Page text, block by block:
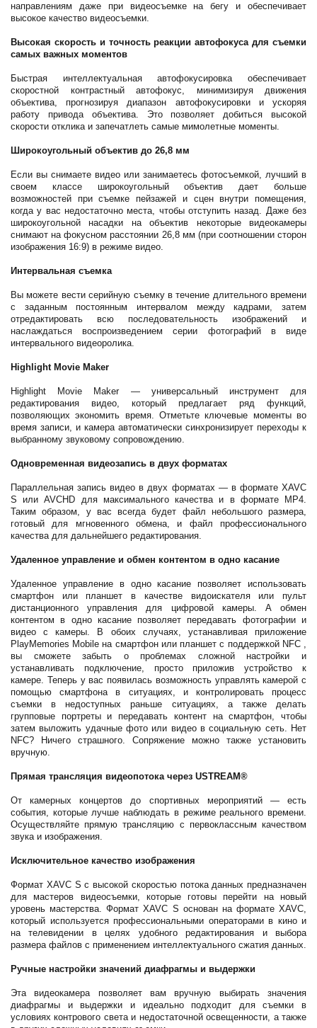
направлениям даже при видеосъемке на бегу и обеспечивает
высокое качество видеосъемки.
Высокая скорость и точность реакции автофокуса для съемки
самых важных моментов
Быстрая интеллектуальная автофокусировка обеспечивает
скоростной контрастный автофокус, минимизируя движения
объектива, прогнозируя диапазон автофокусировки и ускоряя
работу привода объектива. Это позволяет добиться высокой
скорости отклика и запечатлеть самые мимолетные моменты.
Широкоугольный объектив до 26,8 мм
Если вы снимаете видео или занимаетесь фотосъемкой, лучший в
своем классе широкоугольный объектив дает больше
возможностей при съемке пейзажей и сцен внутри помещения,
когда у вас недостаточно места, чтобы отступить назад. Даже без
широкоугольной насадки на объектив некоторые видеокамеры
снимают на фокусном расстоянии 26,8 мм (при соотношении сторон
изображения 16:9) в режиме видео.
Интервальная съемка
Вы можете вести серийную съемку в течение длительного времени
с заданным постоянным интервалом между кадрами, затем
отредактировать всю последовательность изображений и
наслаждаться воспроизведением серии фотографий в виде
интервального видеоролика.
Highlight Movie Maker
Highlight Movie Maker — универсальный инструмент для
редактирования видео, который предлагает ряд функций,
позволяющих экономить время. Отметьте ключевые моменты во
время записи, и камера автоматически синхронизирует переходы к
выбранному звуковому сопровождению.
Одновременная видеозапись в двух форматах
Параллельная запись видео в двух форматах — в формате XAVC
S или AVCHD для максимального качества и в формате MP4.
Таким образом, у вас всегда будет файл небольшого размера,
готовый для мгновенного обмена, и файл профессионального
качества для дальнейшего редактирования.
Удаленное управление и обмен контентом в одно касание
Удаленное управление в одно касание позволяет использовать
смартфон или планшет в качестве видоискателя или пульт
дистанционного управления для цифровой камеры. А обмен
контентом в одно касание позволяет передавать фотографии и
видео с камеры. В обоих случаях, устанавливая приложение
PlayMemories Mobile на смартфон или планшет с поддержкой NFC ,
вы сможете забыть о проблемах сложной настройки и
устанавливать подключение, просто приложив устройство к
камере. Теперь у вас появилась возможность управлять камерой с
помощью смартфона в ситуациях, и контролировать процесс
съемки в недоступных раньше ситуациях, а также делать
групповые портреты и передавать контент на смартфон, чтобы
затем выложить удачные фото или видео в социальную сеть. Нет
NFC? Ничего страшного. Сопряжение можно также установить
вручную.
Прямая трансляция видеопотока через USTREAM®
От камерных концертов до спортивных мероприятий — есть
события, которые лучше наблюдать в режиме реального времени.
Осуществляйте прямую трансляцию с первоклассным качеством
звука и изображения.
Исключительное качество изображения
Формат XAVC S с высокой скоростью потока данных предназначен
для мастеров видеосъемки, которые готовы перейти на новый
уровень мастерства. Формат XAVC S основан на формате XAVC,
который используется профессиональными операторами в кино и
на телевидении в целях удобного редактирования и выбора
размера файлов с применением интеллектуального сжатия данных.
Ручные настройки значений диафрагмы и выдержки
Эта видеокамера позволяет вам вручную выбирать значения
диафрагмы и выдержки и идеально подходит для съемки в
условиях контрового света и недостаточной освещенности, а также